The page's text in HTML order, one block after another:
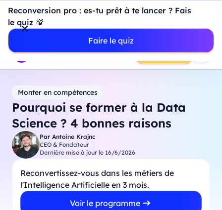
Introduction à Power BI : construisez votre premier
dashboard de A à Z
- Mardi 11 Août
18h00
Professionnels
Étudiants Parents Entreprises
Prendre RDV
Reconversion pro : es-tu prêt à te lancer ? Fais
le quiz 💯
Faire le quiz
Monter en compétences
Pourquoi se former à la Data
Science ? 4 bonnes raisons
Par Antoine Krajnc
CEO & Fondateur
Dernière mise à jour le 16/6/2026
Reconvertissez-vous dans les métiers de
l'Intelligence Artificielle en 3 mois.
Voir le programme